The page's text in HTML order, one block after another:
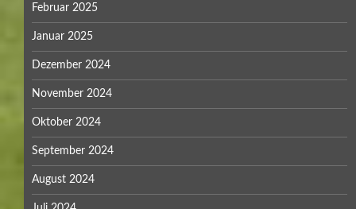
Februar 2025
Januar 2025
Dezember 2024
November 2024
Oktober 2024
September 2024
August 2024